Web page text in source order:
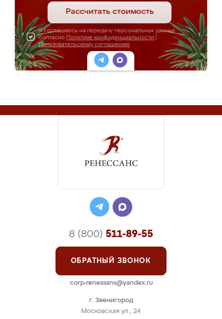
Рассчитать стоимость
Я соглашаюсь на передачу персональных данных
согласно Политике конфиденциальности
Пользовательскому соглашению
г. Звенигород
Московская ул., 24
8 (800) 511-89-55
ОБРАТНЫЙ ЗВОНОК
corp-renessans@yandex.ru